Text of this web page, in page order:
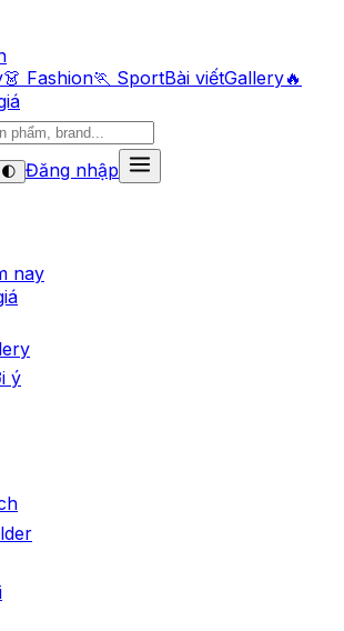
👗 Fashion🏃 SportBài viếtGallery🔥
🌓 Đăng nhập
nay
ý